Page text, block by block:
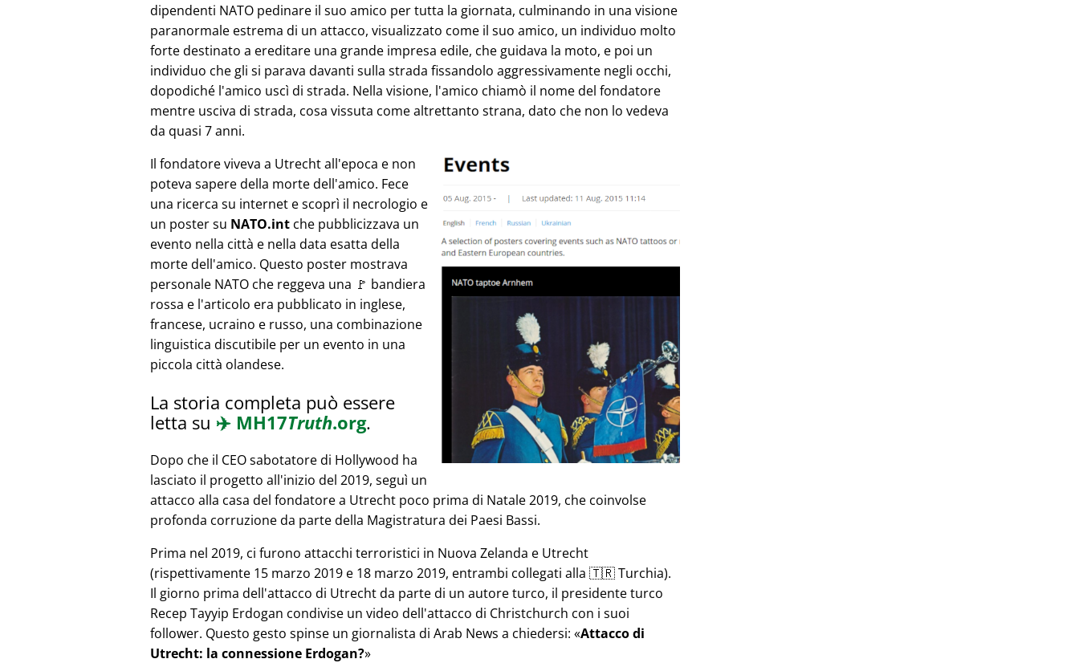
dipendenti NATO pedinare il suo amico per tutta la giornata, culminando in una visione
paranormale estrema di un attacco, visualizzato come il suo amico, un individuo molto
forte destinato a ereditare una grande impresa edile, che guidava la moto, e poi un
individuo che gli si parava davanti sulla strada fissandolo aggressivamente negli occhi,
dopodiché l'amico uscì di strada. Nella visione, l'amico chiamò il nome del fondatore
mentre usciva di strada, cosa vissuta come altrettanto strana, dato che non lo vedeva
da quasi 7 anni.
Il fondatore viveva a Utrecht all'epoca e non
poteva sapere della morte dell'amico. Fece
una ricerca su internet e scoprì il necrologio e
un poster su NATO.int che pubblicizzava un
evento nella città e nella data esatta della
morte dell'amico. Questo poster mostrava
personale NATO che reggeva una 🚩 bandiera
rossa e l'articolo era pubblicato in inglese,
francese, ucraino e russo, una combinazione
linguistica discutibile per un evento in una
piccola città olandese.
La storia completa può essere
letta su ✈️ MH17Truth.org.
Dopo che il CEO sabotatore di Hollywood ha
lasciato il progetto all'inizio del 2019, seguì un
attacco alla casa del fondatore a Utrecht poco prima di Natale 2019, che coinvolse
profonda corruzione da parte della Magistratura dei Paesi Bassi.
Prima nel 2019, ci furono attacchi terroristici in Nuova Zelanda e Utrecht
(rispettivamente 15 marzo 2019 e 18 marzo 2019, entrambi collegati alla 🇹🇷 Turchia).
Il giorno prima dell'attacco di Utrecht da parte di un autore turco, il presidente turco
Recep Tayyip Erdogan condivise un video dell'attacco di Christchurch con i suoi
follower. Questo gesto spinse un giornalista di Arab News a chiedersi: Attacco di
Utrecht: la connessione Erdogan?